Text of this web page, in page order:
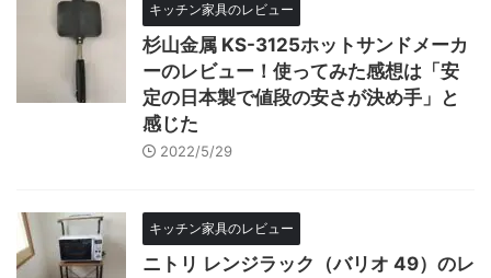
キッチン家具のレビュー
杉山金属 KS-3125ホットサンドメーカ
ーのレビュー！使ってみた感想は「安
定の日本製で値段の安さが決め手」と
感じた
2022/5/29
キッチン家具のレビュー
ニトリ レンジラック（バリオ 49）のレ